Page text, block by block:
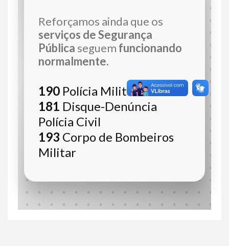
Reforçamos ainda que os
serviços de Segurança
Pública seguem funcionando
normalmente.
190 Polícia Militar
181 Disque-Denúncia
Polícia Civil
193 Corpo de Bombeiros
Militar